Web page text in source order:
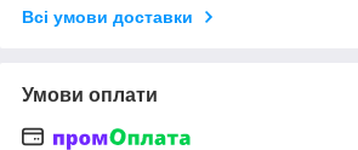
Всі умови доставки
Умови оплати